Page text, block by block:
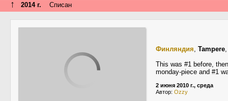
↑ 2014 г. Списан
Финляндия, Tampere
This was #1 before,
monday-piece and #1
2 июня 2010 г., среда
Автор: Ozzy